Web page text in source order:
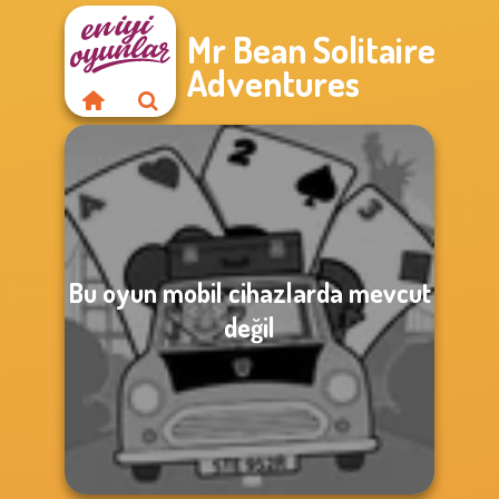
Mr Bean Solitaire
Adventures
Bu oyun mobil cihazlarda mevcut
değil